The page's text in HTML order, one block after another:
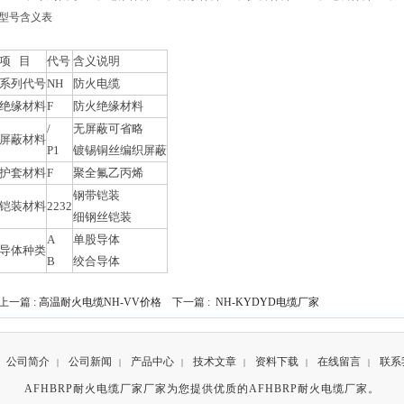
号含义表
项 目 代号 含义说明
系列代号NH
防火电缆
绝缘材料F 防火绝缘材料
屏蔽材料
/
P1
无屏蔽可省略
镀锡铜丝编织屏蔽
护套材料F 聚全氟乙丙烯
铠装材料2232
钢带铠装
细钢丝铠装
导体种类
A
B
单股导体
绞合导体
一篇 : 高温耐火电缆NH-VV价格 下一篇 : NH-KYDYD电缆厂家
公司简介 | 公司新闻 | 产品中心 | 技术文章 | 资料下载 | 在线留言 | 联系
AFHBRP耐火电缆厂家厂家为您提供优质的AFHBRP耐火电缆厂家。